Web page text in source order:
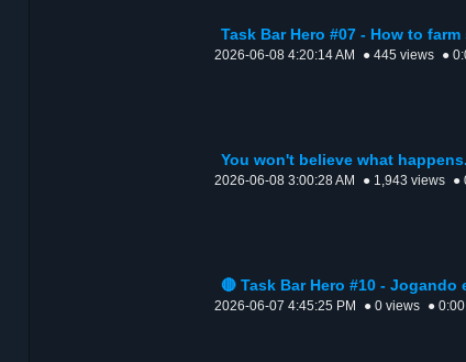
Task Bar Hero #07 - How to
2026-06-08 4:20:14 AM ● 445 views ●
You won't believe what happens.
2026-06-08 3:00:28 AM ● 1,943 views ●
🔴 Task Bar Hero #10 -
2026-06-07 4:45:25 PM ● 0 views ● 0:00